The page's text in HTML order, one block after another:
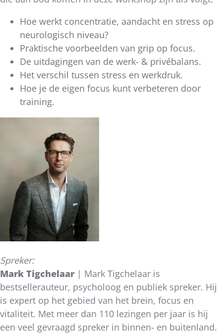
Hoe werkt concentratie, aandacht en stress op
neurologisch niveau?
Praktische voorbeelden van grip op focus.
De uitdagingen van de werk- & privébalans.
Het verschil tussen stress en werkdruk.
Hoe je de eigen focus kunt verbeteren door
training.
Spreker:
Mark Tigchelaar | Mark Tigchelaar is
bestsellerauteur, psycholoog en publiek spreker. Hij
is expert op het gebied van het brein, focus en
vitaliteit. Met meer dan 110 lezingen per jaar is hij
een veel gevraagd spreker in binnen- en buitenland.